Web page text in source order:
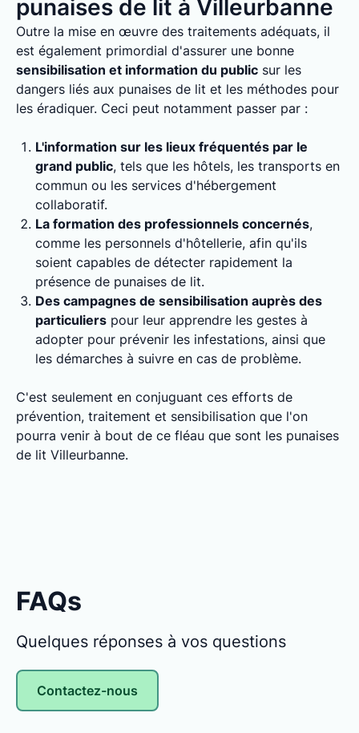
punaises de lit à Villeurbanne
Outre la mise en œuvre des traitements adéquats, il
est également primordial d'assurer une bonne
sensibilisation et information du public sur les
dangers liés aux punaises de lit et les méthodes pour
les éradiquer. Ceci peut notamment passer par :
L'information sur les lieux fréquentés par le
grand public, tels que les hôtels, les transports en
commun ou les services d'hébergement
collaboratif.
La formation des professionnels concernés,
comme les personnels d'hôtellerie, afin qu'ils
soient capables de détecter rapidement la
présence de punaises de lit.
Des campagnes de sensibilisation auprès des
particuliers pour leur apprendre les gestes à
adopter pour prévenir les infestations, ainsi que
les démarches à suivre en cas de problème.
C'est seulement en conjuguant ces efforts de
prévention, traitement et sensibilisation que l'on
pourra venir à bout de ce fléau que sont les punaises
de lit Villeurbanne.
FAQs
Quelques réponses à vos questions
Contactez-nous